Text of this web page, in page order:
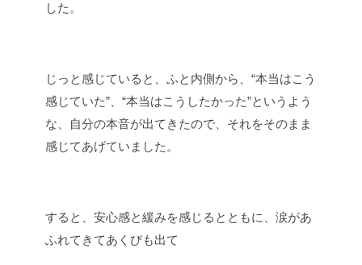
した。
じっと感じていると、ふと内側から、“本当はこう
感じていた”、“本当はこうしたかった”というよう
な、自分の本音が出てきたので、それをそのまま
感じてあげていました。
すると、安心感と緩みを感じるとともに、涙があ
ふれてきてあくびも出て